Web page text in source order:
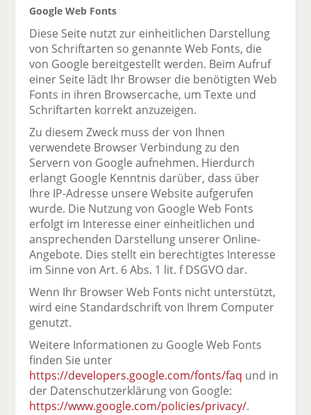
Google Web Fonts
Diese Seite nutzt zur einheitlichen Darstellung
von Schriftarten so genannte Web Fonts, die
von Google bereitgestellt werden. Beim Aufruf
einer Seite lädt Ihr Browser die benötigten Web
Fonts in ihren Browsercache, um Texte und
Schriftarten korrekt anzuzeigen.
Zu diesem Zweck muss der von Ihnen
verwendete Browser Verbindung zu den
Servern von Google aufnehmen. Hierdurch
erlangt Google Kenntnis darüber, dass über
Ihre IP-Adresse unsere Website aufgerufen
wurde. Die Nutzung von Google Web Fonts
erfolgt im Interesse einer einheitlichen und
ansprechenden Darstellung unserer Online-
Angebote. Dies stellt ein berechtigtes Interesse
im Sinne von Art. 6 Abs. 1 lit. f DSGVO dar.
Wenn Ihr Browser Web Fonts nicht unterstützt,
wird eine Standardschrift von Ihrem Computer
genutzt.
Weitere Informationen zu Google Web Fonts
finden Sie unter
https://developers.google.com/fonts/faq und in
der Datenschutzerklärung von Google:
https://www.google.com/policies/privacy/.